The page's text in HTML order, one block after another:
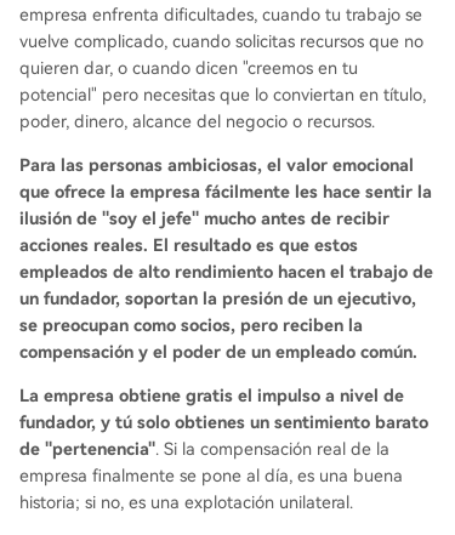
empresa enfrenta dificultades, cuando tu trabajo se
vuelve complicado, cuando solicitas recursos que no
quieren dar, o cuando dicen "creemos en tu
potencial" pero necesitas que lo conviertan en título,
poder, dinero, alcance del negocio o recursos.
Para las personas ambiciosas, el valor emocional
que ofrece la empresa fácilmente les hace sentir la
ilusión de "soy el jefe" mucho antes de recibir
acciones reales. El resultado es que estos
empleados de alto rendimiento hacen el trabajo de
un fundador, soportan la presión de un ejecutivo,
se preocupan como socios, pero reciben la
compensación y el poder de un empleado común.
La empresa obtiene gratis el impulso a nivel de
fundador, y tú solo obtienes un sentimiento barato
de "pertenencia". Si la compensación real de la
empresa finalmente se pone al día, es una buena
historia; si no, es una explotación unilateral.